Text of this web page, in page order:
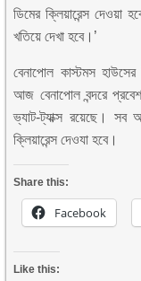
ডিমের ক্লিয়ারেন্স দেওয়া
খতিয়ে দেখা হবে।’
বেনাপোল কাস্টমস
আজ বেনাপোল বন্দরে
ভ্যাট-ট্যাক্স রয়েছে। সব
ক্লিয়ারেন্স দেওযা হবে।
Share this:
Facebook
Like this: